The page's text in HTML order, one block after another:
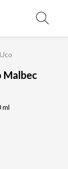
Malbec
ml